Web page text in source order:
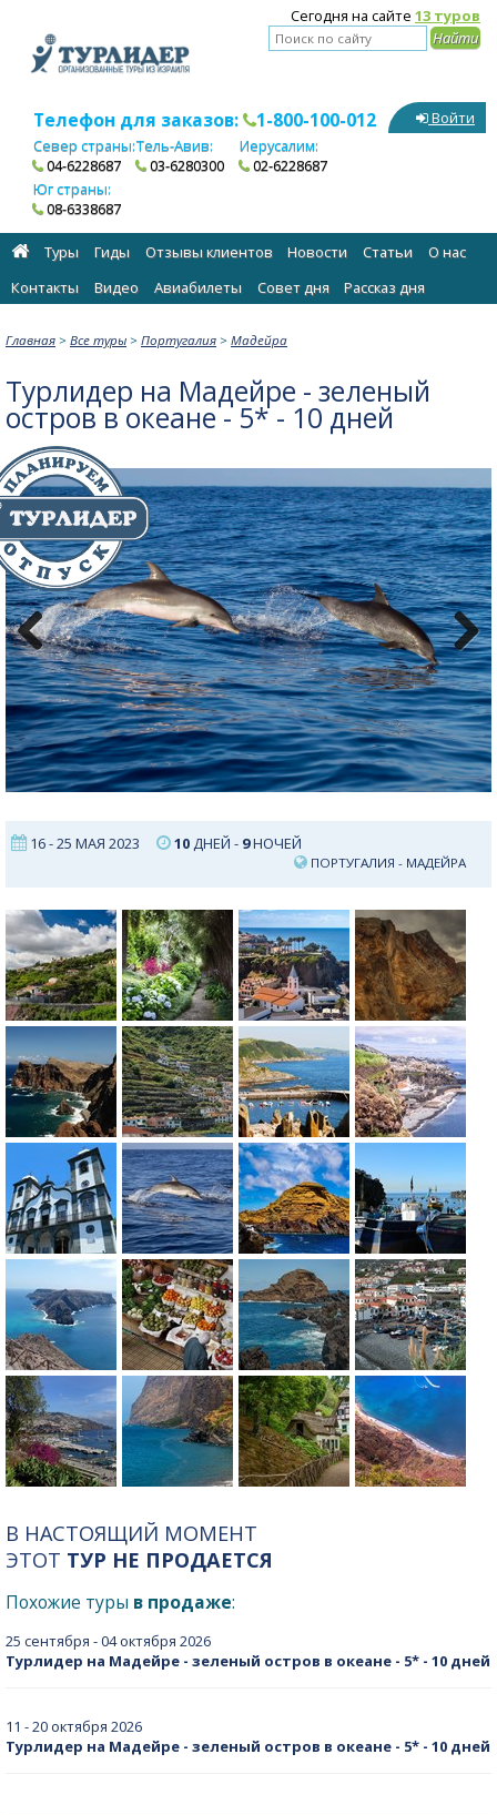
Сегодня на сайте 13 туров
Телефон для заказов: 1-800-100-012
Север страны:
04-6228687
Тель-Авив:
03-6280300
Иерусалим:
02-6228687
Юг страны:
08-6338687
Войти
Туры Гиды Отзывы клиентов Новости Статьи
О нас
Контакты
Видео Авиабилеты Cовет дня Рассказ дня
Главная > Все туры > Португалия > Мадейра
Турлидер на Мадейре - зеленый
остров в океане - 5* - 10 дней
Previous Next
16 - 25 МАЯ 2023 10ДНЕЙ - 9НОЧЕЙ
ПОРТУГАЛИЯ - МАДЕЙРА
В НАСТОЯЩИЙ МОМЕНТ
ЭТОТ ТУР НЕ ПРОДАЕТСЯ
Похожие туры в продаже:
25 сентября - 04 октября 2026
Турлидер на Мадейре - зеленый остров в океане - 5* - 10 дней
11 - 20 октября 2026
Турлидер на Мадейре - зеленый остров в океане - 5* - 10 дней